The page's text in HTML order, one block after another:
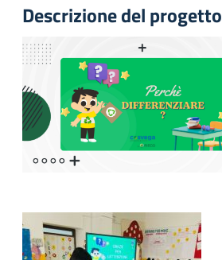
Descrizione del progetto